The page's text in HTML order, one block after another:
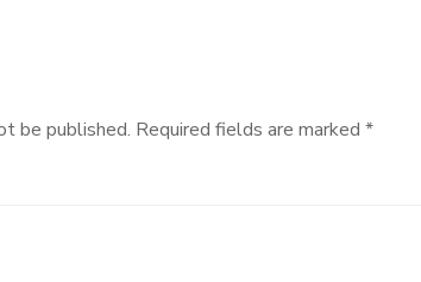
be published. Required fields are marked *